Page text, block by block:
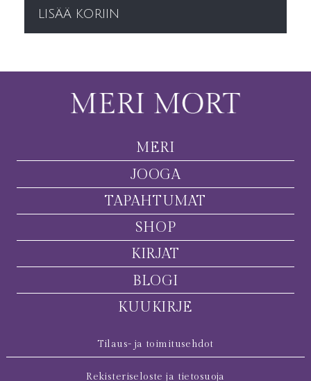
LISÄÄ KORIIN
MERI
JOOGA
TAPAHTUMAT
SHOP
KIRJAT
BLOGI
KUUKIRJE
Tilaus- ja toimitusehdot
Rekisteriseloste ja tietosuoja